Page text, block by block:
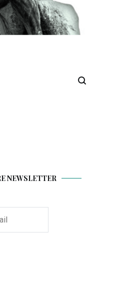
NEWSLETTER